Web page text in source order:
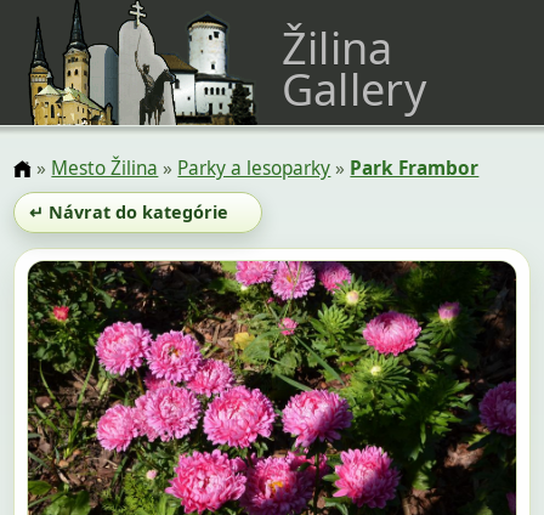
Žilina
Gallery
» Mesto Žilina » Parky a lesoparky» Park Frambor
↵ Návrat do kategórie